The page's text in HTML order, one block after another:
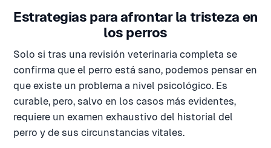
Estrategias para afrontar la tristeza en
los perros
Solo si tras una revisión veterinaria completa se
confirma que el perro está sano, podemos pensar en
que existe un problema a nivel psicológico. Es
curable, pero, salvo en los casos más evidentes,
requiere un examen exhaustivo del historial del
perro y de sus circunstancias vitales.